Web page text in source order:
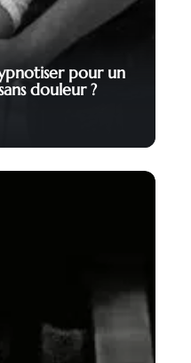
pour un
douleur ?